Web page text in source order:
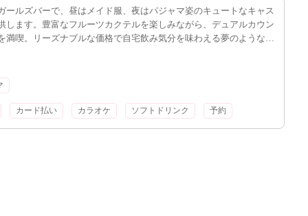
ールズバーで、昼はメイド服、夜はパジャマ姿のキュートなキャス
します。豊富なフルーツカクテルを楽しみながら、デュアルカウン
満喫。リーズナブルな価格で自宅飲み気分を味わえる夢のようなコ
カード払い カラオケ ソフトドリンク 予約